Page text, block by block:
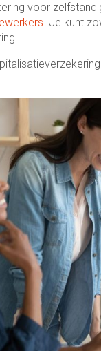
voor
. Je kunt